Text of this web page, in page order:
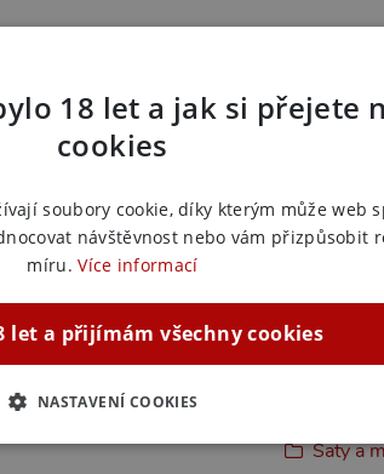
sebevědomě. Udělejte
kdy chcete udělat dojem
moderní a
Náš kód:
Výrobce:
Šaty a
Šaty a
Šaty a
Šaty a
Šaty a
18 let a jak si přejete
cookies
soubory cookie, díky kterým může web
návštěvnost nebo vám přizpůsobit
míru. Více informací
let a přijímám všechny cookies
NASTAVENÍ COOKIES
ANALYTICKÉ MARKETINGOVÉ